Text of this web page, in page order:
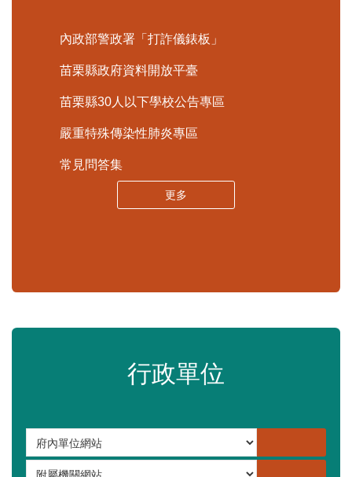
苗栗縣30人以下學校公告專區
嚴重特殊傳染性肺炎專區
行政單位